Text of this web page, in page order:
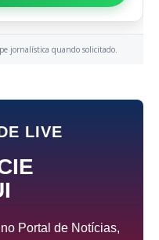
jornalística quando solicitado.
LIVE
Portal de Notícias,